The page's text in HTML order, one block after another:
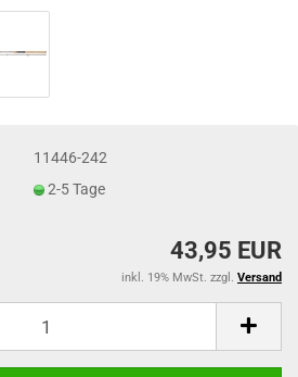
11446-242
2-5 Tage
43,95 EUR
inkl. 19% MwSt. zzgl. Versand